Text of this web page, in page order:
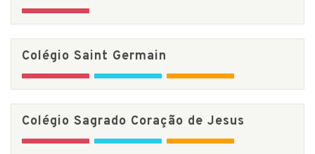
Colégio Saint Germain
Colégio Sagrado Coração de Jesus